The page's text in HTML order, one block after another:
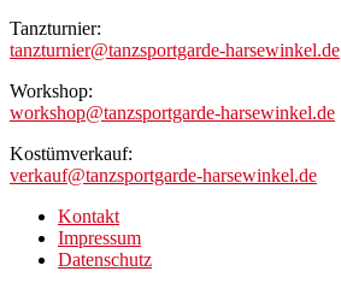
Tanzturnier:
tanzturnier@tanzsportgarde-harsewinkel.de
Workshop:
workshop@tanzsportgarde-harsewinkel.de
Kostümverkauf:
verkauf@tanzsportgarde-harsewinkel.de
Kontakt
Impressum
Datenschutz